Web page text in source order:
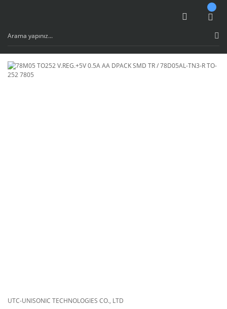
UTC-UNISONIC TECHNOLOGIES CO., LTD